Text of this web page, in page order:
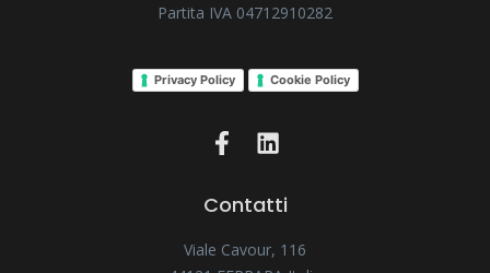
Partita IVA 04712910282
Privacy Policy Cookie Policy
Contatti
Viale Cavour, 116